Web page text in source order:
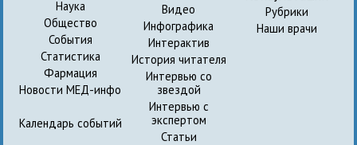
Наука
Общество
События
Статистика
Фармация
Новости МЕД-инфо
Календарь событий
Видео
Инфографика
Интерактив
История читателя
Интервью со
звездой
Интервью с
экспертом
Статьи
Рубрики
Наши врачи